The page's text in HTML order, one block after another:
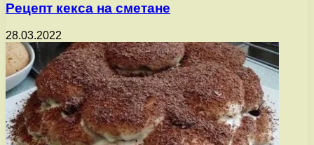
Рецепт кекса на сметане
28.03.2022